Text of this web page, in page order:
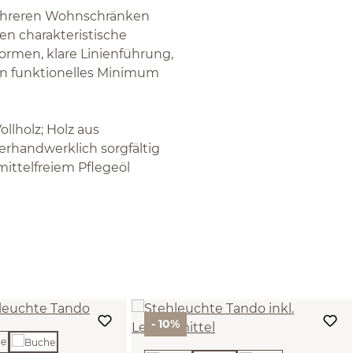
Wohnschränken
charakteristische
klare Linienführung,
funktionelles Minimum
Holz aus
sorgfältig
Pflegeöl
- 10%